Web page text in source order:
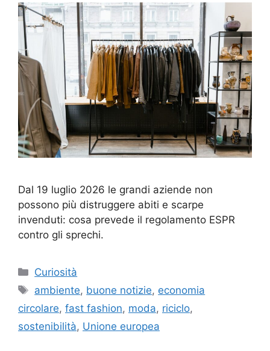
Dal 19 luglio 2026 le grandi aziende non
possono più distruggere abiti e scarpe
invenduti: cosa prevede il regolamento ESPR
contro gli sprechi.
Categorie
Curiosità
Tag
ambiente, buone notizie, economia
circolare, fast fashion, moda, riciclo,
sostenibilità, Unione europea